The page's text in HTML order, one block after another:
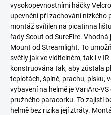
vysokopevnostními háčky
upevnění při zachování nízkého
montáž svítilen na picatinna
řady Scout od SureFire. Vhodná
Mount od Streamlight. To
světly jak ve viditelném, tak i v
konstruována tak, aby zůstala
teplotách, špíně, prachu, písku,
vybavení na helmě je VariArc-
pružného paracorku. To zajistí
helmě bez rizika její ztráty.